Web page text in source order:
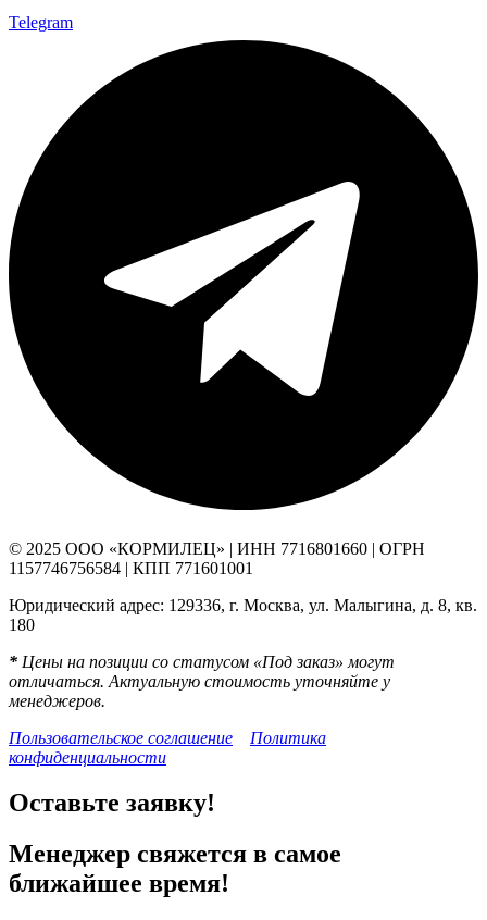
Telegram
© 2025 ООО «КОРМИЛЕЦ» | ИНН 7716801660 | ОГРН
1157746756584 | КПП 771601001
Юридический адрес: 129336, г. Москва, ул. Малыгина, д. 8, кв.
180
* Цены на позиции со статусом «Под заказ» могут
отличаться. Актуальную стоимость уточняйте у
менеджеров.
Пользовательское соглашение
Политика
конфиденциальности
Оставьте заявку!
Менеджер свяжется в самое
ближайшее время!